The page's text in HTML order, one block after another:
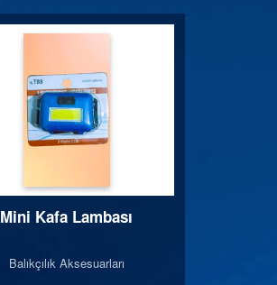
Mini Kafa Lambası
Balıkçılık Aksesuarları